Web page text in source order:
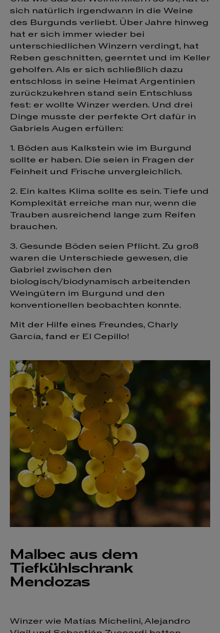
sich natürlich irgendwann in die Weine
des Burgunds verliebt. Über Jahre hinweg
hat er sich immer wieder bei
unterschiedlichen Winzern verdingt, hat
Reben geschnitten, geerntet und im Keller
geholfen. Als er sich schließlich dazu
entschloss in seine Heimat Argentinien
zurückzukehren stand sein Entschluss
fest: er wollte Winzer werden. Und drei
Dinge musste der perfekte Ort dafür in
Gabriels Augen erfüllen:
1. Böden aus Kalkstein wie im Burgund
sollte er haben. Die seien in Fragen der
Feinheit und Frische unvergleichlich.
2. Ein kaltes Klima sollte es sein. Tiefe und
Komplexität erreiche man nur, wenn die
Trauben ausreichend lange zum Reifen
brauchen.
3. Gesunde Böden seien Pflicht. Zu groß
waren die Unterschiede gewesen, die
Gabriel zwischen den
biologisch/biodynamisch arbeitenden
Weingütern im Burgund und den
konventionellen beobachten konnte.
Mit der Hilfe eines Freundes, Charly
García, fand er El Cepillo!
Malbec aus dem
Tiefkühlschrank
Mendozas
Winzer wie Matías Michelini, Alejandro